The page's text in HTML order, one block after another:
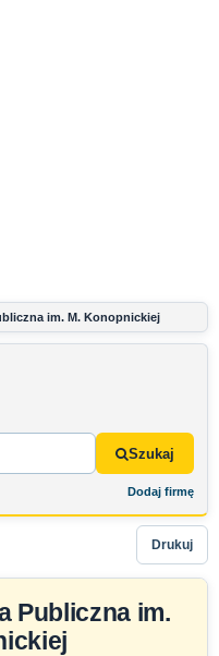
im. M. Konopnickiej
Szukaj
Dodaj firmę
Drukuj
Publiczna im.